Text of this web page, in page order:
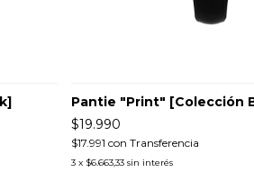
Pantie "Print" [Colección
$19.990
$17.991 con Transferencia
3 x $6.663,33 sin interés